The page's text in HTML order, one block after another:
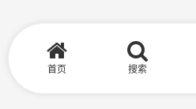
首页 搜索